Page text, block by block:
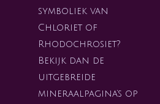
symboliek van
Chloriet of
Rhodochrosiet?
Bekijk dan de
uitgebreide
mineraalpagina’s op